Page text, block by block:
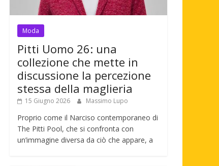
Moda
Pitti Uomo 26: una
collezione che mette in
discussione la percezione
stessa della maglieria
15 Giugno 2026 Massimo Lupo
Proprio come il Narciso contemporaneo di
The Pitti Pool, che si confronta con
un’immagine diversa da ciò che appare, a